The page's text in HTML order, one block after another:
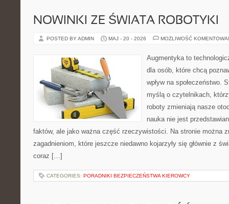
NOWINKI ZE ŚWIATA ROBOTYKI
POSTED BY ADMIN MAJ - 20 - 2026 MOŻLIWOŚĆ
Augmentyka to
dla osób, które chcą
wpływ na społeczeństwo.
myślą o czytelnikach,
roboty zmieniają nasze
nauka nie jest
faktów, ale jako ważna część rzeczywistości. Na stronie można
zagadnieniom, które jeszcze niedawno kojarzyły się głównie z
coraz […]
CATEGORIES: PORADNIKI BEZPIECZEŃSTWA KIEROWCY